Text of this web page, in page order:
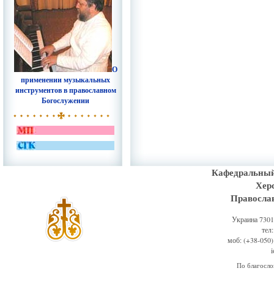
О
применении музыкальных
инструментов в православном
Богослужении
Украина
моб: (+38-
По